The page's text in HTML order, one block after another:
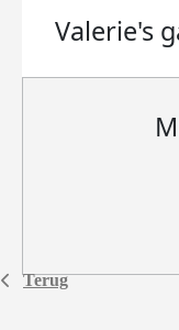
Terug
Valerie's